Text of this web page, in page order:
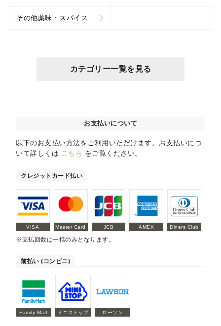
その他薬味・スパイス
カテゴリー一覧を見る
お支払いについて
以下のお支払い方法をご利用いただけます。お支払いにつ
いて詳しくは こちら をご覧ください。
クレジットカード払い
VISA Master Card JCB AMEX Diners Club
※支払回数は一括のみとなります。
前払い (コンビニ)
Family Mart ミニストップ ローソン